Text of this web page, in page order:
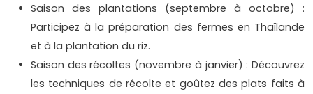
Saison des plantations (septembre à octobre) :
Participez à la préparation des fermes en Thaïlande
et à la plantation du riz.
Saison des récoltes (novembre à janvier) : Découvrez
les techniques de récolte et goûtez des plats faits à